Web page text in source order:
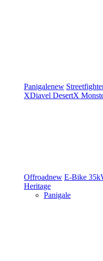
Panigalenew
XDiavel DesertX
Offroadnew E-Bike
Heritage
Panigale